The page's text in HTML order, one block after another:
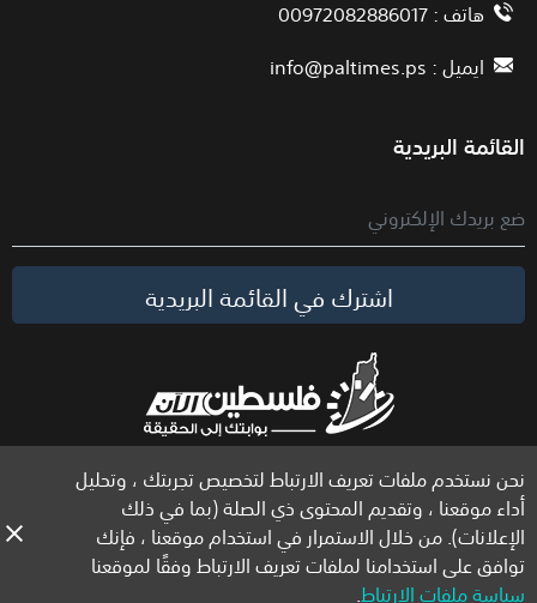
نحن نستخدم ملفات تعريف الارتباط لتخصيص تجربتك ، وتحليل
أداء موقعنا ، وتقديم المحتوى ذي الصلة (بما في ذلك
الإعلانات). من خلال الاستمرار في استخدام موقعنا ، فإنك
توافق على استخدامنا لملفات تعريف الارتباط وفقًا لموقعنا
سياسة ملفات الارتباط.
هاتف : 00972082886017
ايميل :info@paltimes.ps
القائمة البريدية
اشترك في القائمة البريدية
الحقوق محفوظة لموقع فلسطين الآن © 2026